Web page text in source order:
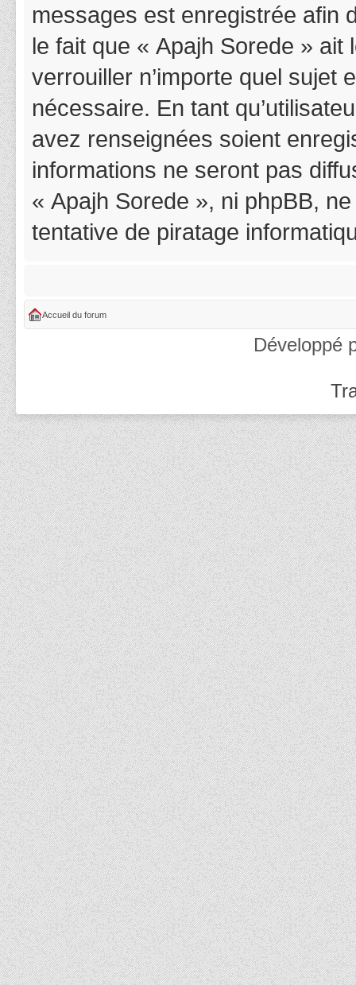
messages est enregistrée afin
le fait que « Apajh Sorede »
verrouiller n’importe quel sujet
nécessaire. En tant
avez renseignées soient
informations ne seront pas
« Apajh Sorede », ni phpBB,
tentative de piratage
Accueil du forum
Développé